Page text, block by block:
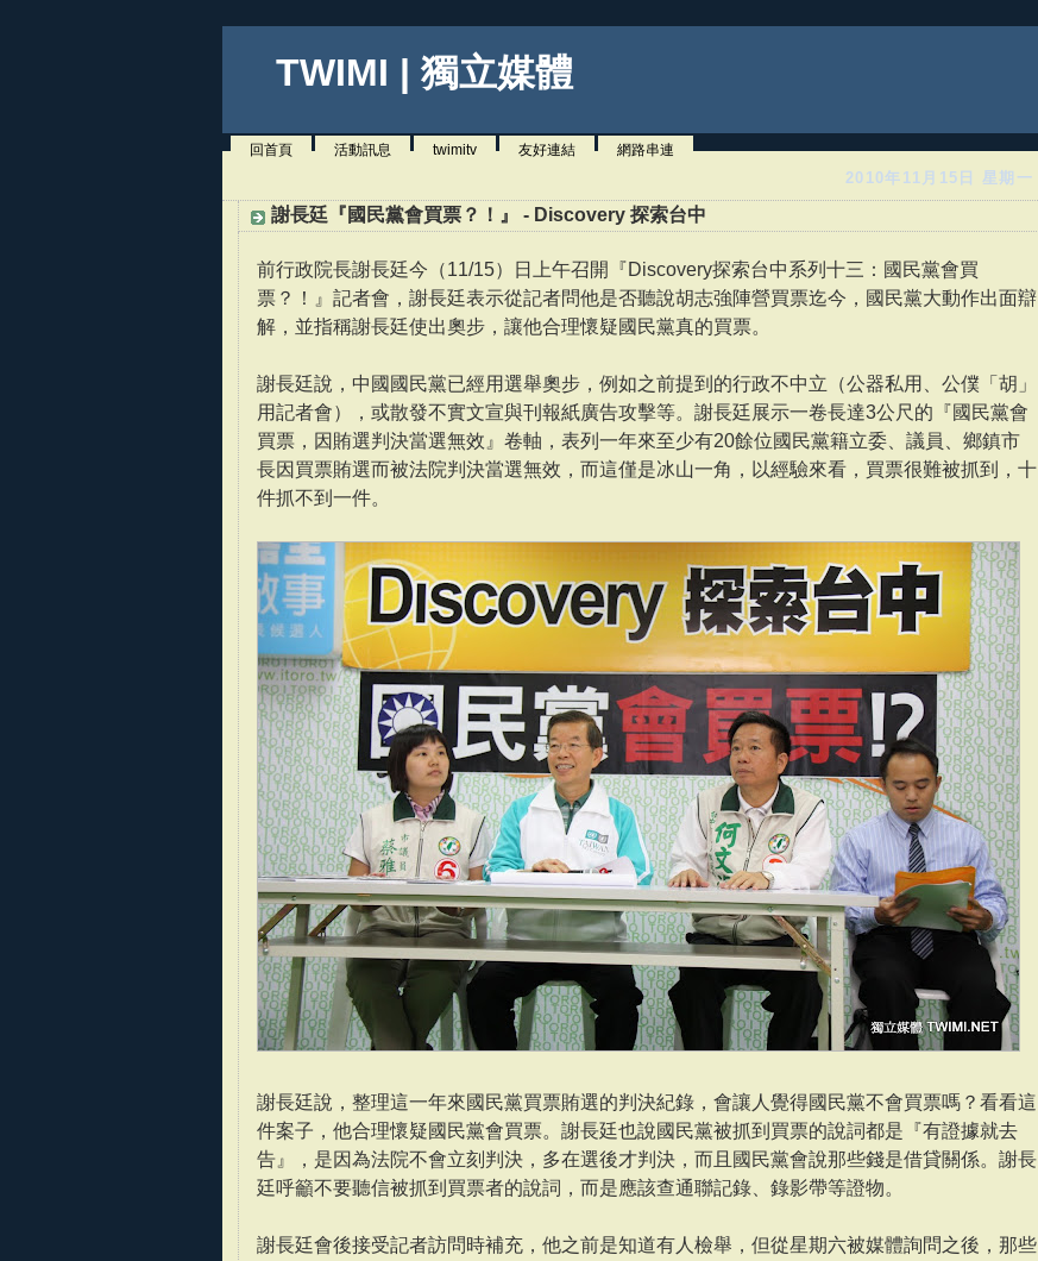
TWIMI | 獨立媒體
回首頁 活動訊息 twimitv 友好連結 網路串連
2010年11月15日 星期一
謝長廷『國民黨會買票？！』 - Discovery 探索台中
前行政院長謝長廷今（11/15）日上午召開『Discovery探索台中系列十三：國民黨會買
票？！』記者會，謝長廷表示從記者問他是否聽說胡志強陣營買票迄今，國民黨大動作出面辯
解，並指稱謝長廷使出奧步，讓他合理懷疑國民黨真的買票。
謝長廷說，中國國民黨已經用選舉奧步，例如之前提到的行政不中立（公器私用、公僕「胡」
用記者會），或散發不實文宣與刊報紙廣告攻擊等。謝長廷展示一卷長達3公尺的『國民黨會
買票，因賄選判決當選無效』卷軸，表列一年來至少有20餘位國民黨籍立委、議員、鄉鎮市
長因買票賄選而被法院判決當選無效，而這僅是冰山一角，以經驗來看，買票很難被抓到，十
件抓不到一件。
謝長廷說，整理這一年來國民黨買票賄選的判決紀錄，會讓人覺得國民黨不會買票嗎？看看這
件案子，他合理懷疑國民黨會買票。謝長廷也說國民黨被抓到買票的說詞都是『有證據就去
告』，是因為法院不會立刻判決，多在選後才判決，而且國民黨會說那些錢是借貸關係。謝長
廷呼籲不要聽信被抓到買票者的說詞，而是應該查通聯記錄、錄影帶等證物。
謝長廷會後接受記者訪問時補充，他之前是知道有人檢舉，但從星期六被媒體詢問之後，那些